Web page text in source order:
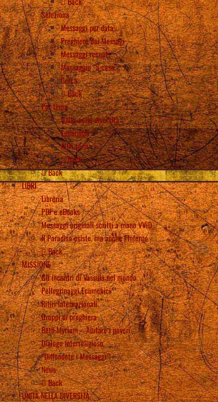
Seleziona
Messaggi per data
Preghiere dai Messagi
Messaggi recenti
Messaggio “a caso”
Cerca
Back
Per tema
Unità nella diversità
Eucaristia
Altri temi
Back
Back
LIBRI
Libreria
PDF e eBooks
Messaggi originali scritti a mano VViD
Il Paradiso esiste, ma anche l’Inferno
Back
MISSIONE
Gli incontri di Vassula nel mondo
Pellegrinaggi Ecumenici
Ritiri Internazionali
Gruppi di preghiera
Beth Myriam – Aiutare i poveri
Dialogo interreligioso
“Diffondete i Messaggi”!
News
Back
UNITÀ NELLA DIVERSITÀ